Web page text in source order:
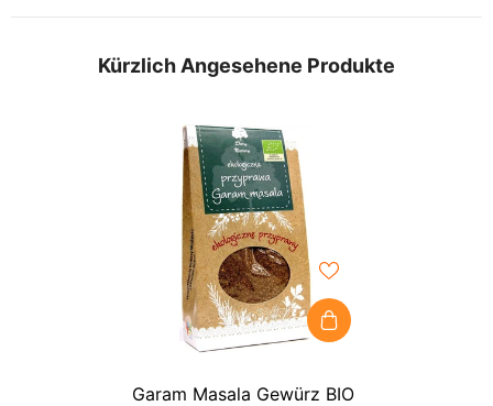
Kürzlich Angesehene Produkte
Garam Masala Gewürz BIO